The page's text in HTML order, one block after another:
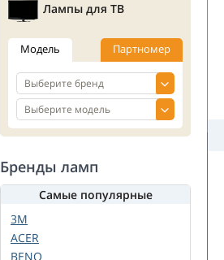
Лампы для ТВ
Модель Партномер
Бренды ламп
Самые популярные
3M
ACER
BENQ